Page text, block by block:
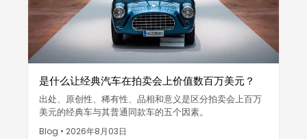
是什么让经典汽车在拍卖会上价值数百万美元？
出处、原创性、稀有性、品相和意义是区分拍卖会上百万
美元的经典车与其普通同款车的五个因素。
Blog • 2026年8月03日